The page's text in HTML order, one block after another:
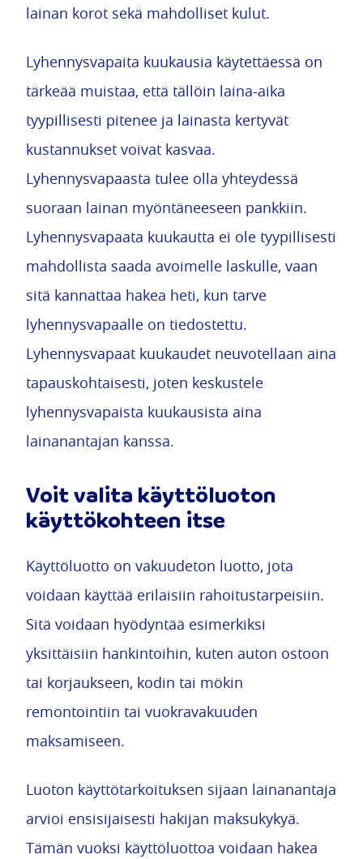
lainan korot sekä mahdolliset kulut.
Lyhennysvapaita kuukausia käytettäessä on
tärkeää muistaa, että tällöin laina-aika
tyypillisesti pitenee ja lainasta kertyvät
kustannukset voivat kasvaa.
Lyhennysvapaasta tulee olla yhteydessä
suoraan lainan myöntäneeseen pankkiin.
Lyhennysvapaata kuukautta ei ole tyypillisesti
mahdollista saada avoimelle laskulle, vaan
sitä kannattaa hakea heti, kun tarve
lyhennysvapaalle on tiedostettu.
Lyhennysvapaat kuukaudet neuvotellaan aina
tapauskohtaisesti, joten keskustele
lyhennysvapaista kuukausista aina
lainanantajan kanssa.
Voit valita käyttöluoton
käyttökohteen itse
Käyttöluotto on vakuudeton luotto, jota
voidaan käyttää erilaisiin rahoitustarpeisiin.
Sitä voidaan hyödyntää esimerkiksi
yksittäisiin hankintoihin, kuten auton ostoon
tai korjaukseen, kodin tai mökin
remontointiin tai vuokravakuuden
maksamiseen.
Luoton käyttötarkoituksen sijaan lainanantaja
arvioi ensisijaisesti hakijan maksukykyä.
Tämän vuoksi käyttöluottoa voidaan hakea